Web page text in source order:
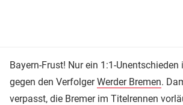
Bayern-Frust! Nur ein 1:1-
gegen den VerfolgerWerder Bremen.
verpasst, die Bremer im Titelrennen